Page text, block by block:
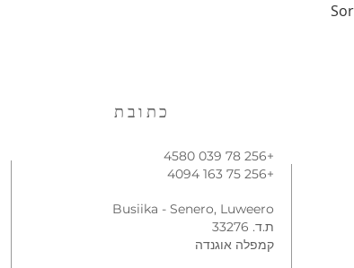
כתובת
+256 78 039 4580
+256 75 163 4094
Busiika - Senero, Luweero
ת.ד. 33276
קמפלה אוגנדה